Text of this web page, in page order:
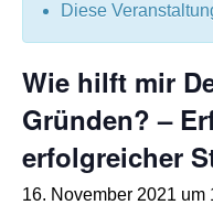
Diese
Wie hilft mir
Gründen? –
erfolgreicher
16. November 2021 um